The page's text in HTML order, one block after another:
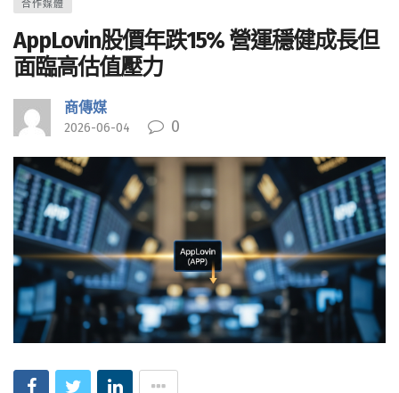
合作媒體
AppLovin股價年跌15% 營運穩健成長但
面臨高估值壓力
商傳媒
2026-06-04 0